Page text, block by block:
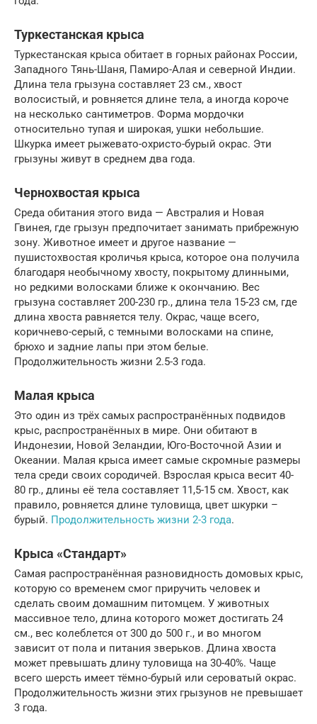
Туркестанская крыса
Туркестанская крыса обитает в горных районах России,
Западного Тянь-Шаня, Памиро-Алая и северной Индии.
Длина тела грызуна составляет 23 см., хвост
волосистый, и ровняется длине тела, а иногда короче
на несколько сантиметров. Форма мордочки
относительно тупая и широкая, ушки небольшие.
Шкурка имеет рыжевато-охристо-бурый окрас. Эти
грызуны живут в среднем два года.
Чернохвостая крыса
Среда обитания этого вида — Австралия и Новая
Гвинея, где грызун предпочитает занимать прибрежную
зону. Животное имеет и другое название —
пушистохвостая кроличья крыса, которое она получила
благодаря необычному хвосту, покрытому длинными,
но редкими волосками ближе к окончанию. Вес
грызуна составляет 200-230 гр., длина тела 15-23 см, где
длина хвоста равняется телу. Окрас, чаще всего,
коричнево-серый, с темными волосками на спине,
брюхо и задние лапы при этом белые.
Продолжительность жизни 2.5-3 года.
Малая крыса
Это один из трёх самых распространённых подвидов
крыс, распространённых в мире. Они обитают в
Индонезии, Новой Зеландии, Юго-Восточной Азии и
Океании. Малая крыса имеет самые скромные размеры
тела среди своих сородичей. Взрослая крыса весит 40-
80 гр., длины её тела составляет 11,5-15 см. Хвост, как
правило, ровняется длине туловища, цвет шкурки –
бурый. Продолжительность жизни 2-3 года.
Крыса «Стандарт»
Самая распространённая разновидность домовых крыс,
которую со временем смог приручить человек и
сделать своим домашним питомцем. У животных
массивное тело, длина которого может достигать 24
см., вес колеблется от 300 до 500 г., и во многом
зависит от пола и питания зверьков. Длина хвоста
может превышать длину туловища на 30-40%. Чаще
всего шерсть имеет тёмно-бурый или сероватый окрас.
Продолжительность жизни этих грызунов не превышает
3 года.